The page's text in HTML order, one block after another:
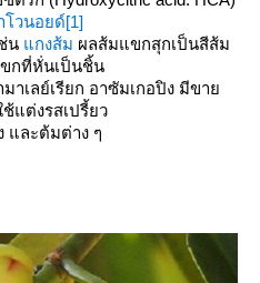
โวนอยด์[1]
น กงส้ม ผลส้มแขกสุกเป็นสีส้ม
กที่หั่นเป็นชิ้น
เลย์เรียก อาซัมเกอปิง มีขา
แต่งรสเปรี้ยว
ละต้มต่าง ๆ